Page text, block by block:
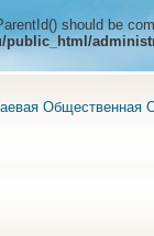
should be
public_html/
Общественная